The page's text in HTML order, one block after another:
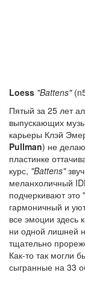
Loess "Battens"
Пятый за 25 лет
выпускающих
карьеры Клэй
Pullman) не
пластинке
курс, "Battens"
меланхоличный
подчеркивают
гармоничный и
все эмоции здесь
ни одной лишней
тщательно
Как-то так могли
сыгранные на 33